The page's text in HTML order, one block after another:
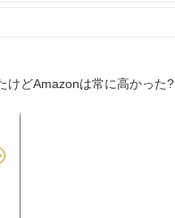
どAmazonは常に高かった?